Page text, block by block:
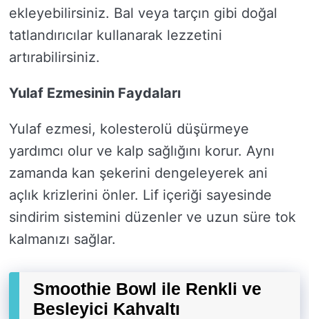
ekleyebilirsiniz. Bal veya tarçın gibi doğal
tatlandırıcılar kullanarak lezzetini
artırabilirsiniz.
Yulaf Ezmesinin Faydaları
Yulaf ezmesi, kolesterolü düşürmeye
yardımcı olur ve kalp sağlığını korur. Aynı
zamanda kan şekerini dengeleyerek ani
açlık krizlerini önler. Lif içeriği sayesinde
sindirim sistemini düzenler ve uzun süre tok
kalmanızı sağlar.
Smoothie Bowl ile Renkli ve
Besleyici Kahvaltı